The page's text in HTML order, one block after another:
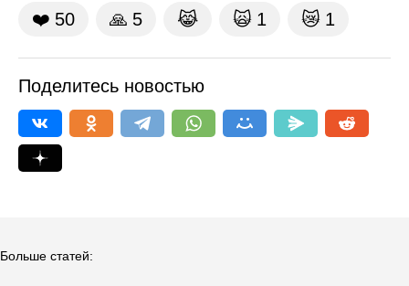
❤️ 50 🙏 5 😹 🙀 1 😿 1
Поделитесь новостью
Больше статей: